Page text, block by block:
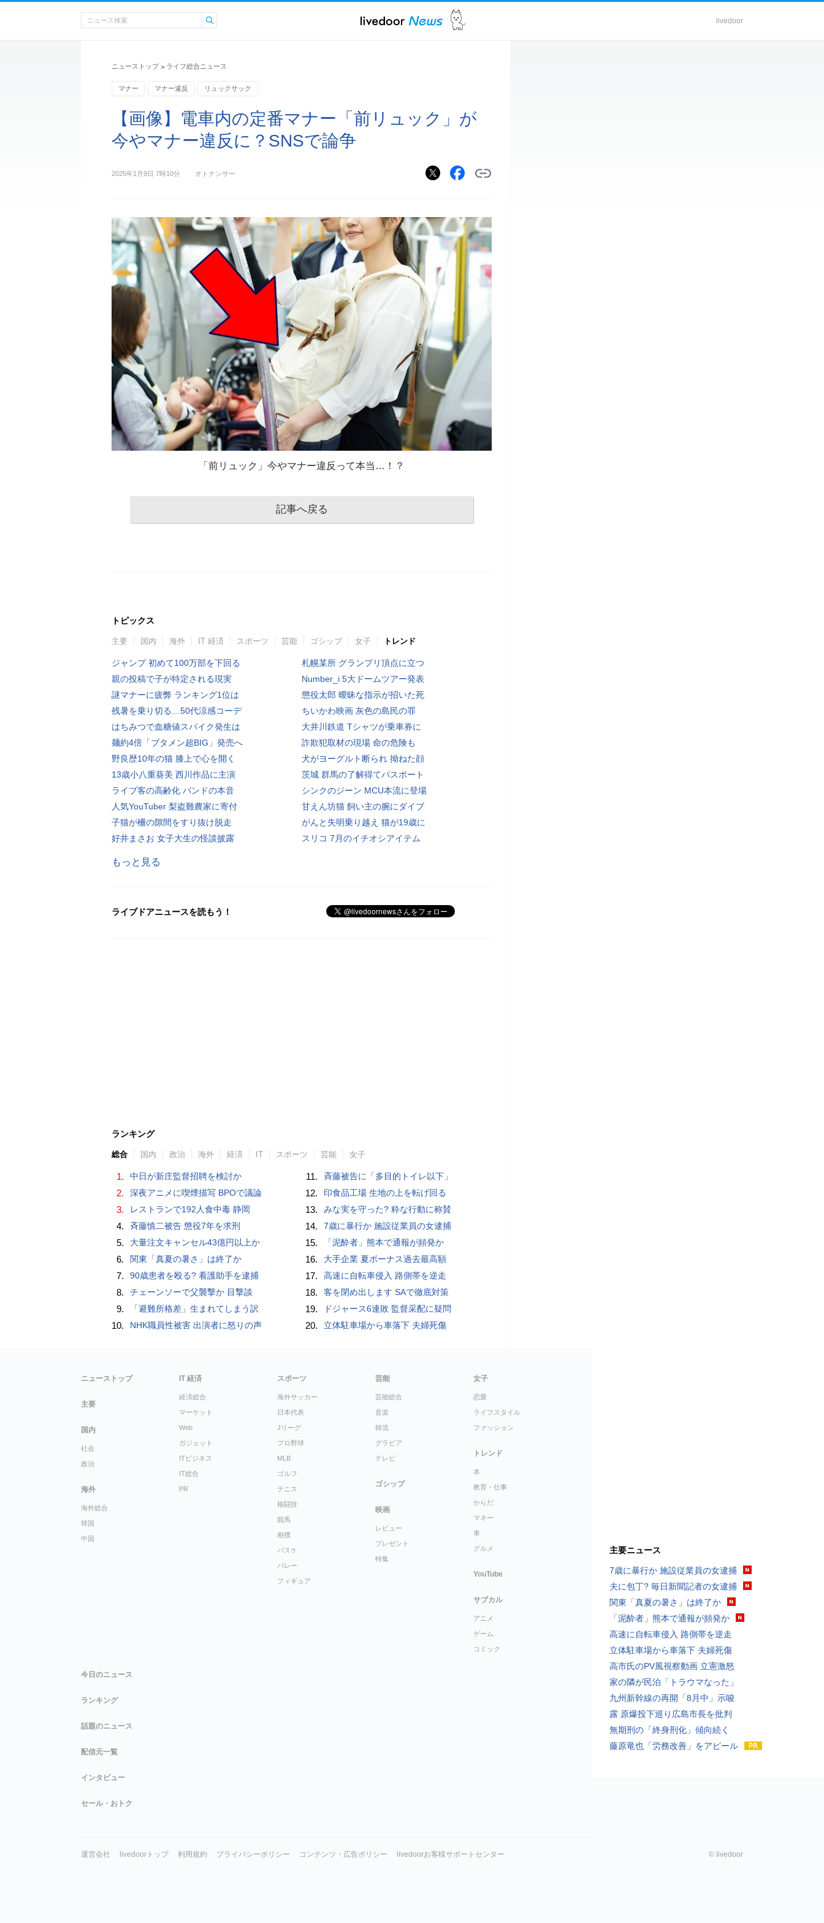
livedoor
ニューストップ > ライフ総合ニュース
マナー マナー違反 リュックサック
【画像】電車内の定番マナー「前リュック」が
今やマナー違反に？SNSで論争
2025年1月9日 7時10分 オトナンサー
「前リュック」今やマナー違反って本当…！？
記事へ戻る
トピックス
主要 国内 海外 IT 経済 スポーツ 芸能 ゴシップ 女子 トレンド
ジャンプ 初めて100万部を下回る
親の投稿で子が特定される現実
謎マナーに疲弊 ランキング1位は
残暑を乗り切る…50代涼感コーデ
はちみつで血糖値スパイク発生は
麺約4倍「ブタメン超BIG」発売へ
野良歴10年の猫 膝上で心を開く
13歳小八重葵美 西川作品に主演
ライブ客の高齢化 バンドの本音
人気YouTuber 梨盗難農家に寄付
子猫が柵の隙間をすり抜け脱走
好井まさお 女子大生の怪談披露
札幌某所 グランプリ頂点に立つ
Number_i 5大ドームツアー発表
懲役太郎 曖昧な指示が招いた死
ちいかわ映画 灰色の島民の罪
大井川鉄道 Tシャツが乗車券に
詐欺犯取材の現場 命の危険も
犬がヨーグルト断られ 拗ねた顔
茨城 群馬の了解得てパスポート
シンクのジーン MCU本流に登場
甘えん坊猫 飼い主の腕にダイブ
がんと失明乗り越え 猫が19歳に
スリコ 7月のイチオシアイテム
もっと見る
ライブドアニュースを読もう！
ランキング
総合 国内 政治 海外 経済 IT スポーツ 芸能 女子
1. 中日が新庄監督招聘を検討か
2. 深夜アニメに喫煙描写 BPOで議論
3. レストランで192人食中毒 静岡
4. 斉藤慎二被告 懲役7年を求刑
5. 大量注文キャンセル43億円以上か
6. 関東「真夏の暑さ」は終了か
7. 90歳患者を殴る? 看護助手を逮捕
8. チェーンソーで父襲撃か 目撃談
9. 「避難所格差」生まれてしまう訳
10. NHK職員性被害 出演者に怒りの声
11. 斉藤被告に「多目的トイレ以下」
12. 印食品工場 生地の上を転げ回る
13. みな実を守った? 粋な行動に称賛
14. 7歳に暴行か 施設従業員の女逮捕
15. 「泥酔者」熊本で通報が頻発か
16. 大手企業 夏ボーナス過去最高額
17. 高速に自転車侵入 路側帯を逆走
18. 客を閉め出します SAで徹底対策
19. ドジャース6連敗 監督采配に疑問
20. 立体駐車場から車落下 夫婦死傷
主要ニュース
7歳に暴行か 施設従業員の女逮捕
夫に包丁? 毎日新聞記者の女逮捕
関東「真夏の暑さ」は終了か
「泥酔者」熊本で通報が頻発か
高速に自転車侵入 路側帯を逆走
立体駐車場から車落下 夫婦死傷
高市氏のPV風視察動画 立憲激怒
家の隣が民泊「トラウマなった」
九州新幹線の再開「8月中」示唆
露 原爆投下巡り広島市長を批判
無期刑の「終身刑化」傾向続く
藤原竜也「労務改善」をアピール
ニューストップ
主要
国内
社会
政治
海外
海外総合
韓国
中国
IT 経済
経済総合
マーケット
Web
ガジェット
ITビジネス
IT総合
PR
スポーツ
海外サッカー
日本代表
Jリーグ
プロ野球
MLB
ゴルフ
テニス
格闘技
競馬
相撲
バスケ
バレー
フィギュア
芸能
芸能総合
音楽
韓流
グラビア
テレビ
ゴシップ
映画
レビュー
プレゼント
特集
女子
恋愛
ライフスタイル
ファッション
トレンド
本
教育・仕事
からだ
マネー
車
グルメ
YouTube
サブカル
アニメ
ゲーム
コミック
今日のニュース
ランキング
話題のニュース
配信元一覧
インタビュー
セール・おトク
運営会社 livedoorトップ 利用規約 プライバシーポリシー コンテンツ・広告ポリシー livedoorお客様サポートセンター © livedoor